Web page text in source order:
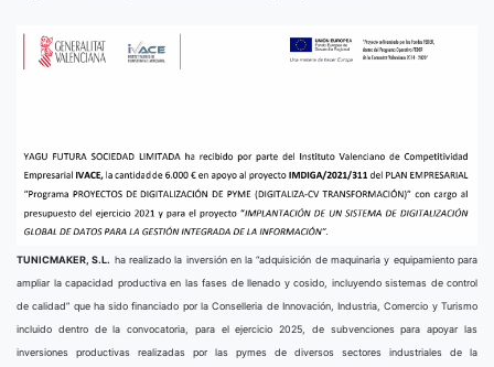
TUNICMAKER, S.L. ha realizado la inversión en la “adquisición de maquinaria y equipamiento para
ampliar la capacidad productiva en las fases de llenado y cosido, incluyendo sistemas de control
de calidad” que ha sido financiado por la Conselleria de Innovación, Industria, Comercio y Turismo
incluido dentro de la convocatoria, para el ejercicio 2025, de subvenciones para apoyar las
inversiones productivas realizadas por las pymes de diversos sectores industriales de la